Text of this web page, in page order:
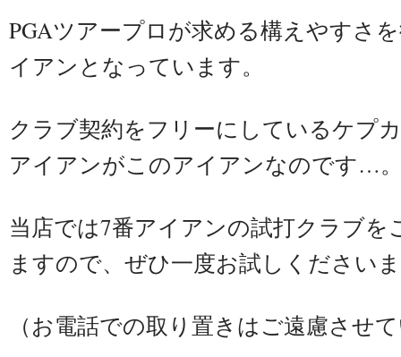
PGAツアープロが求める構えやすさ
イアンとなっています。
クラブ契約をフリーにしているケプ
アイアンがこのアイアンなのです…
当店では7番アイアンの試打クラブを
ますので、ぜひ一度お試しください
（お電話での取り置きはご遠慮させ